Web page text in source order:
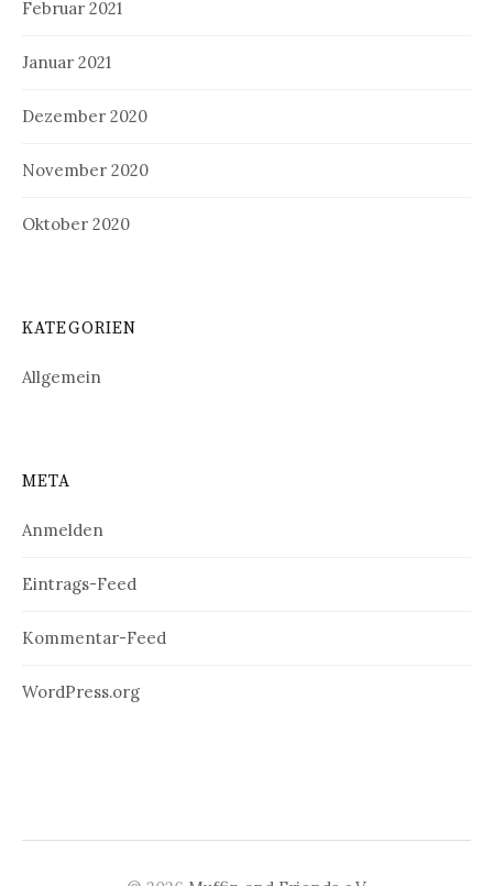
Februar 2021
Januar 2021
Dezember 2020
November 2020
Oktober 2020
KATEGORIEN
Allgemein
META
Anmelden
Eintrags-Feed
Kommentar-Feed
WordPress.org